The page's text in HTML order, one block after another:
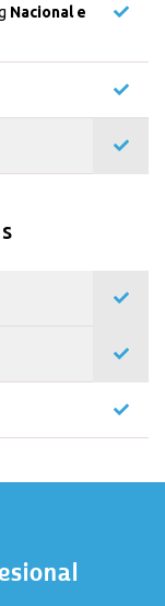
Nacional e